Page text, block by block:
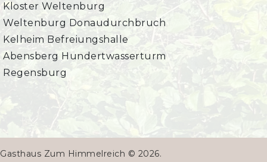
Kloster Weltenburg
Weltenburg Donaudurchbruch
Kelheim Befreiungshalle
Abensberg Hundertwasserturm
Regensburg
Gasthaus Zum Himmelreich © 2026.